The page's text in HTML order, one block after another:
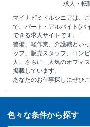
求人・転
マイナビミドルシニアは、
で、パート・アルバイト(バ
できる求人サイトです。
警備、軽作業、介護職とい
ッフ、販売スタッフ、コン
人。さらに、人気のオフィ
掲載しています。
あなたのお仕事探しにぜひご
色々な条件から探す